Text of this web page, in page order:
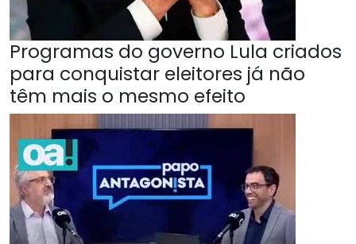
Programas do governo Lula criados
para conquistar eleitores já não
têm mais o mesmo efeito